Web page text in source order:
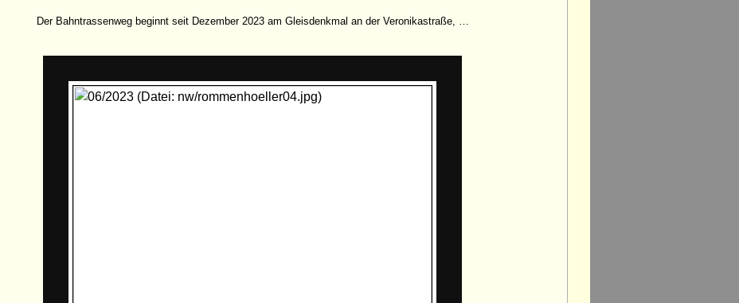
Der Bahntrassenweg beginnt seit Dezember 2023 am Gleisdenkmal an der Veronikastraße, …